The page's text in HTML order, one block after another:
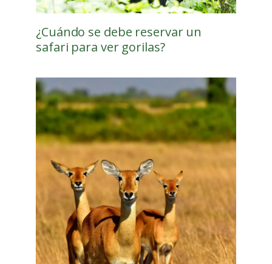
¿Cuándo se debe reservar un
safari para ver gorilas?